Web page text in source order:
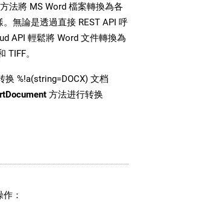
法將 MS Word 檔案轉換為各
無論是透過直接 REST API 呼
API 輕鬆將 Word 文件轉換為
TIFF。
换 %!a(string=DOCX) 文档
方法进行转换
：